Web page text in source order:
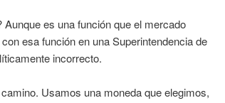
es una función que el mercado
esa función en una Superintendencia de
incorrecto.
Usamos una moneda que elegimos,